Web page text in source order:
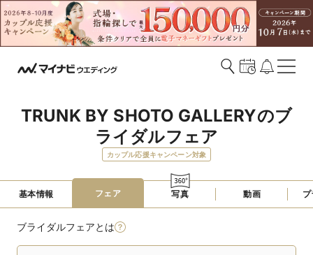
TRUNK BY SHOTO GALLERYのブ
ライダルフェア
カップル応援キャンペーン対象
基本情報 フェア 写真 動画
ブライダルフェアとは